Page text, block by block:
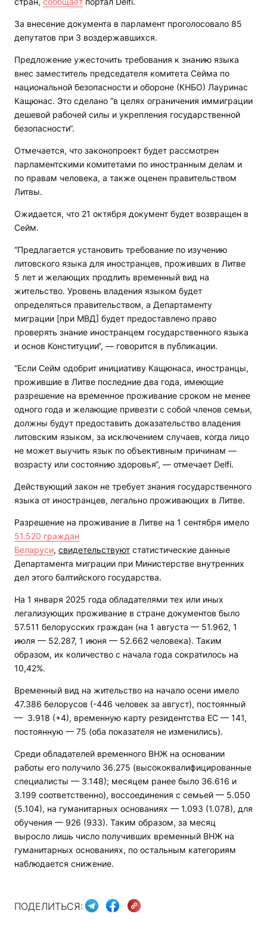
За внесение документа в парламент проголосовало 85
депутатов при 3 воздержавшихся.
Предложение ужесточить требования к знанию языка
внес заместитель председателя комитета Сейма по
национальной безопасности и обороне (КНБО) Лауринас
Кащюнас. Это сделано “в целях ограничения иммиграции
дешевой рабочей силы и укрепления государственной
безопасности“.
Отмечается, что законопроект будет рассмотрен
парламентскими комитетами по иностранным делам и
по правам человека, а также оценен правительством
Литвы.
Ожидается, что 21 октября документ будет возвращен в
Сейм.
“Предлагается установить требование по изучению
литовского языка для иностранцев, проживших в Литве
5 лет и желающих продлить временный вид на
жительство. Уровень владения языком будет
определяться правительством, а Департаменту
миграции [при МВД] будет предоставлено право
проверять знание иностранцем государственного языка
и основ Конституции“, — говорится в публикации.
“Если Сейм одобрит инициативу Кащюнаса, иностранцы,
прожившие в Литве последние два года, имеющие
разрешение на временное проживание сроком не менее
одного года и желающие привезти с собой членов семьи,
должны будут предоставить доказательство владения
литовским языком, за исключением случаев, когда лицо
не может выучить язык по объективным причинам —
возрасту или состоянию здоровья“, — отмечает Delfi.
Действующий закон не требует знания государственного
языка от иностранцев, легально проживающих в Литве.
Разрешение на проживание в Литве на 1 сентября имело
51.520 граждан
Беларуси, свидетельствуют статистические данные
Департамента миграции при Министерстве внутренних
дел этого балтийского государства.
На 1 января 2025 года обладателями тех или иных
легализующих проживание в стране документов было
57.511 белорусских граждан (на 1 августа — 51.962, 1
июля — 52.287, 1 июня — 52.662 человека). Таким
образом, их количество с начала года сократилось на
10,42%.
Временный вид на жительство на начало осени имело
47.386 белорусов (-446 человек за август), постоянный
— 3.918 (+4), временную карту резидентства ЕС — 141,
постоянную — 75 (оба показателя не изменились).
Среди обладателей временного ВНЖ на основании
работы его получило 36.275 (высококвалифицированные
специалисты — 3.148); месяцем ранее было 36.616 и
3.199 соответственно), воссоединения с семьей — 5.050
(5.104), на гуманитарных основаниях — 1.093 (1.078), для
обучения — 926 (933). Таким образом, за месяц
выросло лишь число получивших временный ВНЖ на
гуманитарных основаниях, по остальным категориям
наблюдается снижение.
ПОДЕЛИТЬСЯ: